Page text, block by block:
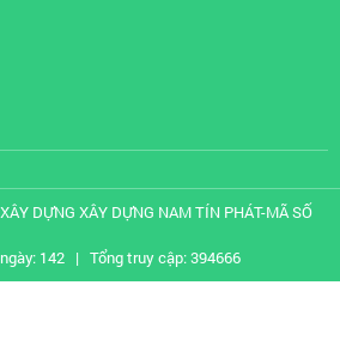
DỰNG XÂY DỰNG NAM TÍN PHÁT-MÃ SỐ
142 | Tổng truy cập:394666